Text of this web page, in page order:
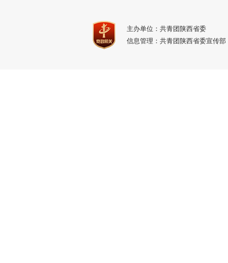
主办单位：共青团陕西省委
信息管理：共青团陕西省委宣传部